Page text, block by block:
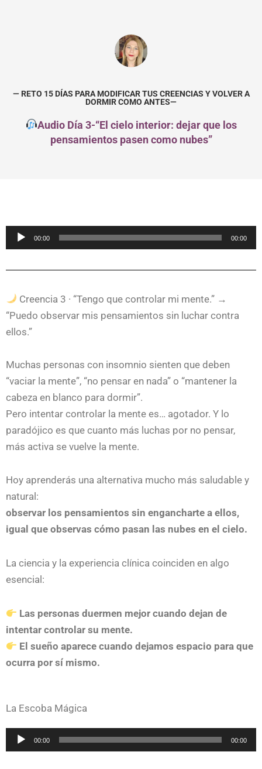
— RETO 15 DÍAS PARA MODIFICAR TUS CREENCIAS Y VOLVER A
DORMIR COMO ANTES—
Audio Día 3-“El cielo interior: dejar que los
pensamientos pasen como nubes”
Reproductor
de
00:00 00:00
Creencia 3 · “Tengo que controlar mi mente.” →
“Puedo observar mis pensamientos sin luchar contra
ellos.”
Muchas personas con insomnio sienten que deben
“vaciar la mente”, “no pensar en nada” o “mantener la
cabeza en blanco para dormir”.
Pero intentar controlar la mente es… agotador. Y lo
paradójico es que cuanto más luchas por no pensar,
más activa se vuelve la mente.
Hoy aprenderás una alternativa mucho más saludable y
natural:
observar los pensamientos sin engancharte a ellos,
igual que observas cómo pasan las nubes en el cielo.
La ciencia y la experiencia clínica coinciden en algo
esencial:
Las personas duermen mejor cuando dejan de
intentar controlar su mente.
El sueño aparece cuando dejamos espacio para que
ocurra por sí mismo.
La Escoba Mágica
Reproductor
de
00:00 00:00